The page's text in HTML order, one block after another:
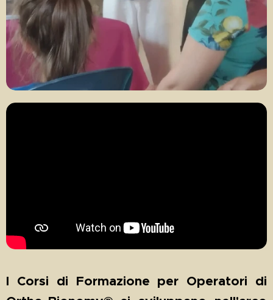
I Corsi di Formazione per Operatori di